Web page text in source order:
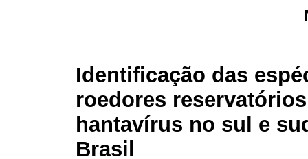
Identificação das
roedores
hantavírus no sul e
Brasil